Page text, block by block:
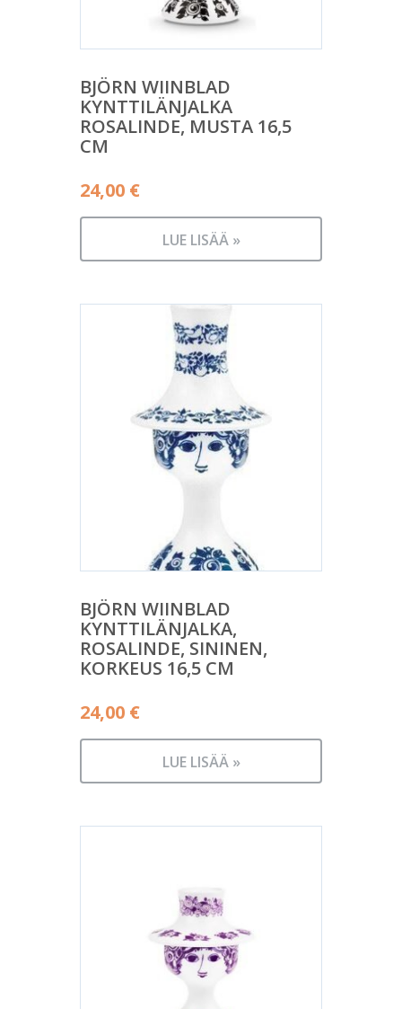
BJÖRN WIINBLAD
KYNTTILÄNJALKA
ROSALINDE, MUSTA 16,5
CM
24,00 €
LUE LISÄÄ »
BJÖRN WIINBLAD
KYNTTILÄNJALKA,
ROSALINDE, SININEN,
KORKEUS 16,5 CM
24,00 €
LUE LISÄÄ »